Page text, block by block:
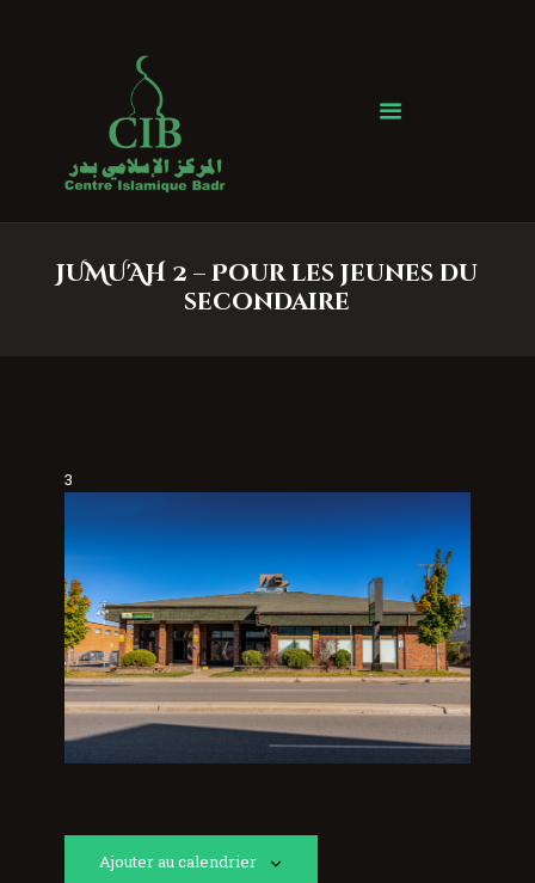
JUMU'AH 2 – Pour les jeunes du
secondaire
Centre Islamique Badr
Accueil
À propos
Services
Faire un don
3
Ajouter au calendrier